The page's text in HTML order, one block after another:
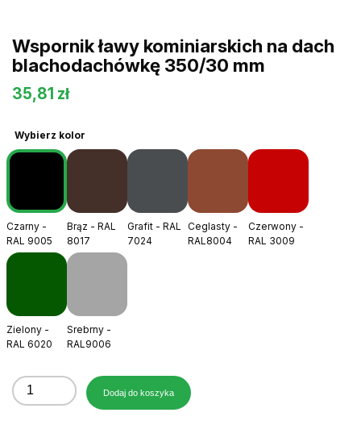
Wspornik ławy kominiarskich na dach
blachodachówkę 350/30 mm
35,81 zł
Wybierz kolor
Czarny -
RAL 9005
Brąz - RAL
8017
Grafit - RAL
7024
Ceglasty -
RAL8004
Czerwony -
RAL 3009
Zielony -
RAL 6020
Srebrny -
RAL9006
ilość
Wspornik
Dodaj do koszyka